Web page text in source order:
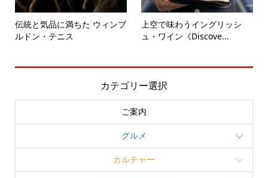
伝統と気品に満ちた ウィンブ
ルドン・テニス
上空で味わうイングリッシ
ュ・ワイン《Discove...
カテゴリー選択
ご案内
グルメ
カルチャー